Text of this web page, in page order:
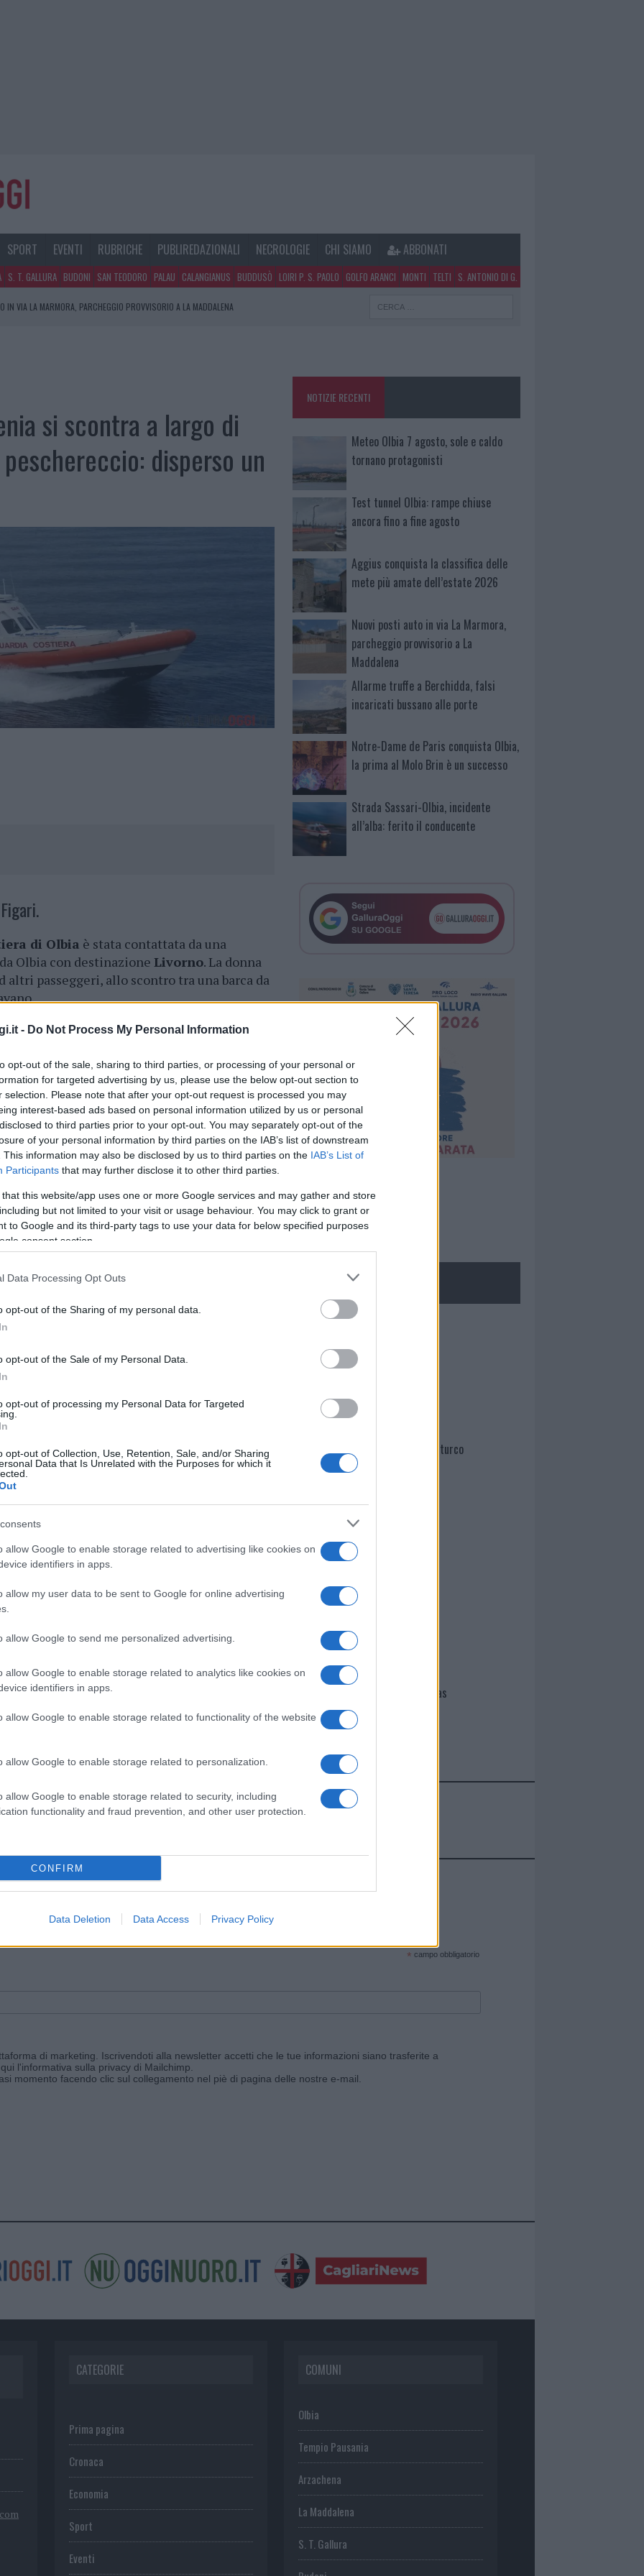
- Do Not Process My Personal Information
opt-out of the sale, sharing to third parties, or processing of your personal or
for targeted advertising by us, please use the below opt-out section to
selection. Please note that after your opt-out request is processed you may
interest-based ads based on personal information utilized by us or personal
to third parties prior to your opt-out. You may separately opt-out of the
of your personal information by third parties on the IAB’s list of downstream
This information may also be disclosed by us to third parties on the IAB’s List of
Participants that may further disclose it to other third parties.
that this website/app uses one or more Google services and may gather and store
but not limited to your visit or usage behaviour. You may click to grant or
to Google and its third-party tags to use your data for below specified purposes
consent section.
Data Processing Opt Outs
opt-out of the Sharing of my personal data.
opt-out of the Sale of my Personal Data.
opt-out of processing my Personal Data for Targeted
opt-out of Collection, Use, Retention, Sale, and/or Sharing
Data that Is Unrelated with the Purposes for which it
allow Google to enable storage related to advertising like cookies on
identifiers in apps.
allow my user data to be sent to Google for online advertising
allow Google to send me personalized advertising.
allow Google to enable storage related to analytics like cookies on
identifiers in apps.
allow Google to enable storage related to functionality of the website
allow Google to enable storage related to personalization.
allow Google to enable storage related to security, including
functionality and fraud prevention, and other user protection.
CONFIRM
Data Deletion Data Access Privacy Policy
SPORT EVENTI RUBRICHE PUBLIREDAZIONALI NECROLOGIE CHI SIAMO ABBONATI
S. T. GALLURA BUDONI SAN TEODORO PALAU CALANGIANUS BUDDUSÒ LOIRI P. S. PAOLO GOLFO ARANCI MONTI TELTI S. ANTONIO DI G.
IN VIA LA MARMORA, PARCHEGGIO PROVVISORIO A LA MADDALENA
si scontra a largo di
disperso un
di Olbia è stata contattata da una
Olbia con destinazione Livorno. La donna
passeggeri, allo scontro tra una barca da
i propri mezzi navali e un rimorchiatore
una
dal mare.
era affondataa seguito della
a bordo risultava disperso. Le
senza interruzioni.
cliccandoqui
nella sezione
Capo Figari
Incidente Golfo Aranci
NOTIZIE RECENTI
Meteo Olbia 7 agosto, sole e caldo
tornano protagonisti
Test tunnel Olbia: rampe chiuse
ancora fino a fine agosto
Aggius conquista la classifica delle
mete più amate dell’estate 2026
Nuovi posti auto in via La Marmora,
parcheggio provvisorio a La
Maddalena
Allarme truffe a Berchidda, falsi
incaricati bussano alle porte
Notre-Dame de Paris conquista Olbia,
la prima al Molo Brin è un successo
Strada Sassari-Olbia, incidente
all’alba: ferito il conducente
NECROLOGIE
Martina Agostina Diturco
I nostri cari
I nostri cari
Giovannimaria Cabras
Invia un Comunicato Stampa|Pubblicità|Segnala
e ricevi le nostre email periodiche contenenti le ultime notizie pubblicate sul sito web!
* campo obbligatorio
di marketing. Iscrivendoti alla newsletter accetti che le tue informazioni siano trasferite a
l'informativa sulla privacy di Mailchimp
momento facendo clic sul collegamento nel piè di pagina delle nostre e-mail.
CATEGORIE
Prima pagina
Cronaca
Economia
Sport
Eventi
COMUNI
Olbia
Tempio Pausania
Arzachena
La Maddalena
S. T. Gallura